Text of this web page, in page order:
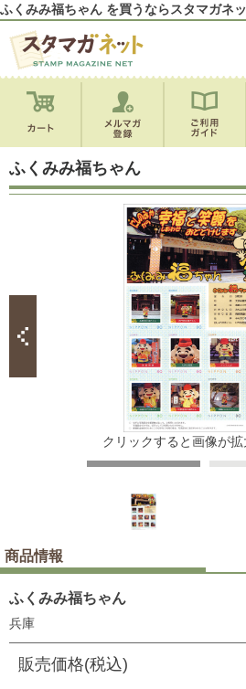
ふくみみ福ちゃん を買うならスタマガネ
ふくみみ福ちゃん
クリックすると画像が
商品情報
ふくみみ福ちゃん
兵庫
販売価格(税込)